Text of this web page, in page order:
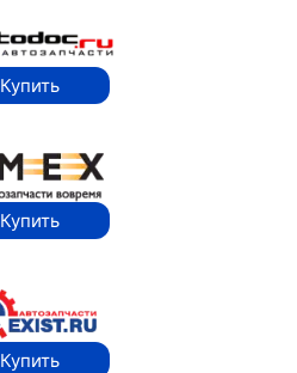
Купить
Купить
Купить